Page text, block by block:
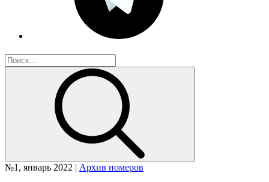
№1, январь 2022 | Архив номеров